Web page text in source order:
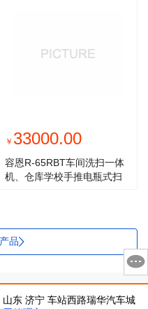
￥ 33000.00
容恩R-65RBT车间洗扫一体
机、仓库学校手推电瓶式扫
品
东 济宁 车站西路瑞华汽车城